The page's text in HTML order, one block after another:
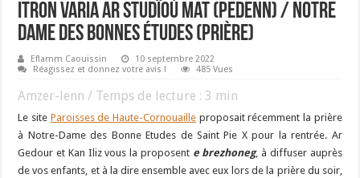
Itron Varia ar Studïoù Mat (Pedenn) / Notre
Dame des Bonnes Études (Prière)
Eflamm Caouissin
10 septembre 2022
Réagissez et donnez votre avis !
485 Vues
Amzer-lenn / Temps de lecture :3 min
Le site Paroisses de Haute-Cornouaille proposait récemment la prière
à Notre-Dame des Bonne Etudes de Saint Pie X pour la rentrée. Ar
Gedour et Kan Iliz vous la proposent e brezhoneg, à diffuser auprès
de vos enfants, et à la dire ensemble avec eux lors de la prière du soir,